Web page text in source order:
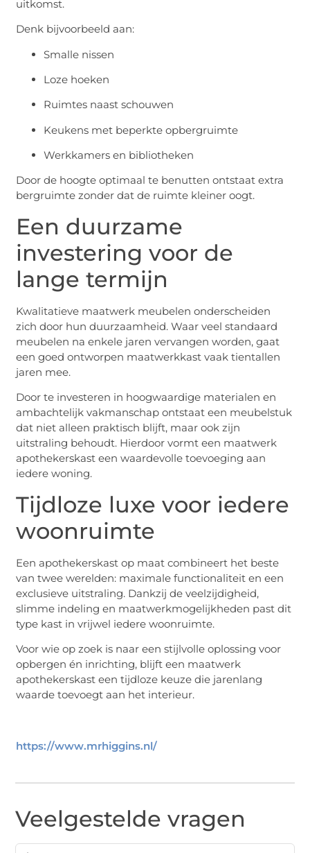
uitkomst.
Denk bijvoorbeeld aan:
Smalle nissen
Loze hoeken
Ruimtes naast schouwen
Keukens met beperkte opbergruimte
Werkkamers en bibliotheken
Door de hoogte optimaal te benutten ontstaat extra
bergruimte zonder dat de ruimte kleiner oogt.
Een duurzame
investering voor de
lange termijn
Kwalitatieve maatwerk meubelen onderscheiden
zich door hun duurzaamheid. Waar veel standaard
meubelen na enkele jaren vervangen worden, gaat
een goed ontworpen maatwerkkast vaak tientallen
jaren mee.
Door te investeren in hoogwaardige materialen en
ambachtelijk vakmanschap ontstaat een meubelstuk
dat niet alleen praktisch blijft, maar ook zijn
uitstraling behoudt. Hierdoor vormt een maatwerk
apothekerskast een waardevolle toevoeging aan
iedere woning.
Tijdloze luxe voor iedere
woonruimte
Een apothekerskast op maat combineert het beste
van twee werelden: maximale functionaliteit en een
exclusieve uitstraling. Dankzij de veelzijdigheid,
slimme indeling en maatwerkmogelijkheden past dit
type kast in vrijwel iedere woonruimte.
Voor wie op zoek is naar een stijlvolle oplossing voor
opbergen én inrichting, blijft een maatwerk
apothekerskast een tijdloze keuze die jarenlang
waarde toevoegt aan het interieur.
https://www.mrhiggins.nl/
Veelgestelde vragen